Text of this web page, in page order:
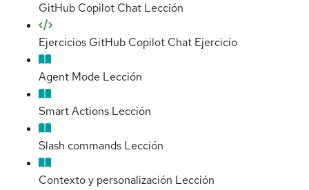
GitHub Copilot Chat Lección
Ejercicios GitHub Copilot Chat Ejercicio
Agent Mode Lección
Smart Actions Lección
Slash commands Lección
Contexto y personalización Lección